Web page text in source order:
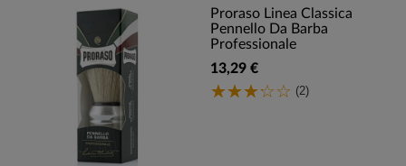
Proraso Linea Classica
Pennello Da Barba
Professionale
13,29 €
(2)